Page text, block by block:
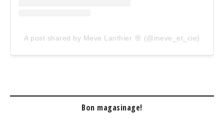
A post shared by Meve Lanthier 🌸 (@meve_et_cie)
Bon magasinage!